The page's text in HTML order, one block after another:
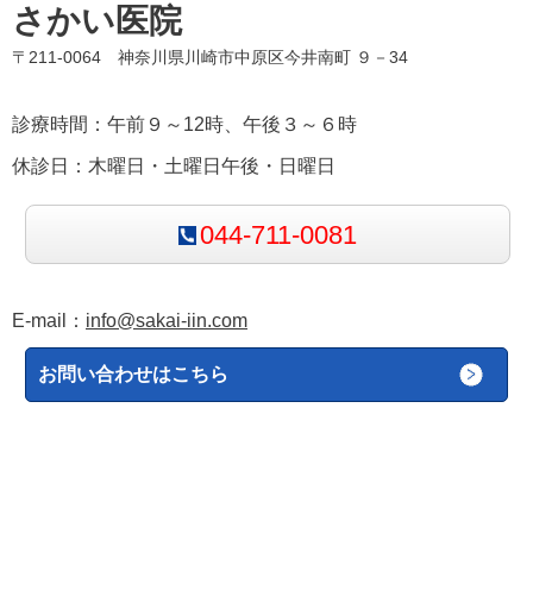
さかい医院
〒211-0064 神奈川県川崎市中原区今井南町 ９－34
診療時間：午前９～12時、午後３～６時
休診日：木曜日・土曜日午後・日曜日
044-711-0081
E-mail： info@sakai-iin.com
お問い合わせはこちら